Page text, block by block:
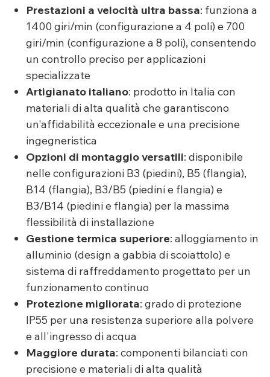
Prestazioni a velocità ultra bassa: funziona a
1400 giri/min (configurazione a 4 poli) e 700
giri/min (configurazione a 8 poli), consentendo
un controllo preciso per applicazioni
specializzate
Artigianato italiano: prodotto in Italia con
materiali di alta qualità che garantiscono
un'affidabilità eccezionale e una precisione
ingegneristica
Opzioni di montaggio versatili: disponibile
nelle configurazioni B3 (piedini), B5 (flangia),
B14 (flangia), B3/B5 (piedini e flangia) e
B3/B14 (piedini e flangia) per la massima
flessibilità di installazione
Gestione termica superiore: alloggiamento in
alluminio (design a gabbia di scoiattolo) e
sistema di raffreddamento progettato per un
funzionamento continuo
Protezione migliorata: grado di protezione
IP55 per una resistenza superiore alla polvere
e all'ingresso di acqua
Maggiore durata: componenti bilanciati con
precisione e materiali di alta qualità